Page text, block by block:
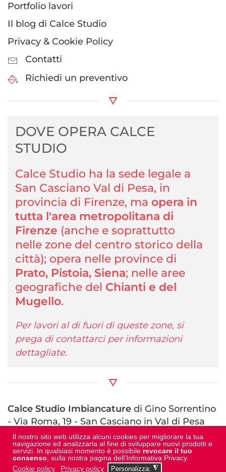
Il nostro sito web utilizza alcuni cookies per migliorare la tua
navigazione ed analizzarla al fine di sviluppare nuovi prodotti e
servizi. In qualsiasi momento è possibile revocare il tuo
consenso , sulla nostra pagina dell'Informativa Privacy.
Cookie policy
Privacy policy Personalizza: ◮
Portfolio lavori
Il blog di Calce Studio
Privacy & Cookie Policy
Contatti
Richiedi un preventivo
DOVE OPERA CALCE
STUDIO
Calce Studio ha la sede legale a
San Casciano Val di Pesa, in
provincia di Firenze, ma opera in
tutta l'area metropolitana di
Firenze (anche e soprattutto
nelle zone del centro storico della
città); opera nelle province di
Prato, Pistoia, Siena; nelle aree
geografiche del Chianti e del
Mugello.
Per lavori al di fuori di queste zone, si
prega di contattarci per informazioni
dettagliate.
Calce Studio Imbiancature di Gino Sorrentino
- Via Roma, 19 - San Casciano in Val di Pesa
(FI)
C.F.: SRRGNI90T25I438E - P.IVA: 06937570486